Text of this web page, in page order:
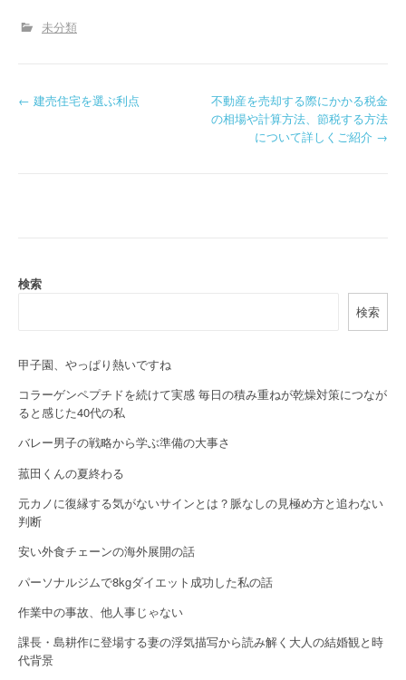
未分類
P
a
g
a
t
i
o
n
← 建売住宅を選ぶ利点
不動産を売却する際にかかる税金
の相場や計算方法、節税する方法
について詳しくご紹介 →
検索
検索
甲子園、やっぱり熱いですね
コラーゲンペプチドを続けて実感 毎日の積み重ねが乾燥対策につなが
ると感じた40代の私
バレー男子の戦略から学ぶ準備の大事さ
菰田くんの夏終わる
元カノに復縁する気がないサインとは？脈なしの見極め方と追わない
判断
安い外食チェーンの海外展開の話
パーソナルジムで8kgダイエット成功した私の話
作業中の事故、他人事じゃない
課長・島耕作に登場する妻の浮気描写から読み解く大人の結婚観と時
代背景